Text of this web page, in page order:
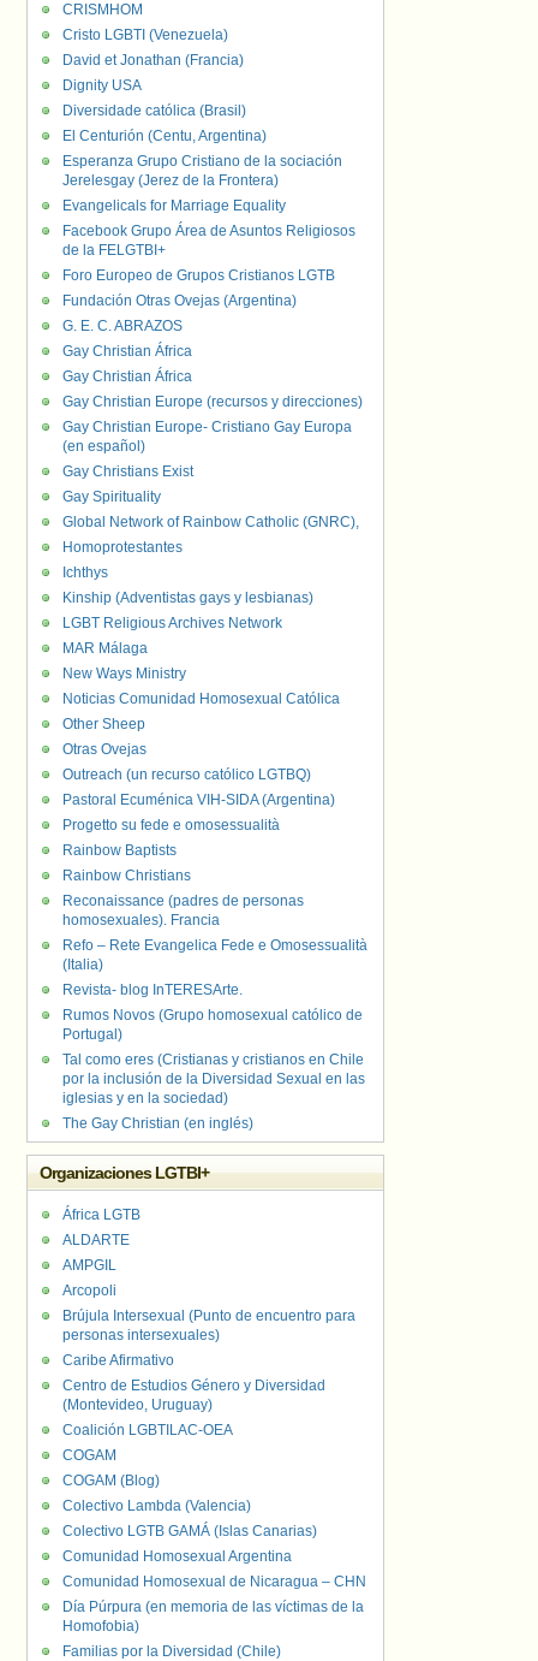
CRISMHOM
Cristo LGBTI (Venezuela)
David et Jonathan (Francia)
Dignity USA
Diversidade católica (Brasil)
El Centurión (Centu, Argentina)
Esperanza Grupo Cristiano de la sociación
Jerelesgay (Jerez de la Frontera)
Evangelicals for Marriage Equality
Facebook Grupo Área de Asuntos Religiosos
de la FELGTBI+
Foro Europeo de Grupos Cristianos LGTB
Fundación Otras Ovejas (Argentina)
G. E. C. ABRAZOS
Gay Christian África
Gay Christian África
Gay Christian Europe (recursos y direcciones)
Gay Christian Europe- Cristiano Gay Europa
(en español)
Gay Christians Exist
Gay Spirituality
Global Network of Rainbow Catholic (GNRC),
Homoprotestantes
Ichthys
Kinship (Adventistas gays y lesbianas)
LGBT Religious Archives Network
MAR Málaga
New Ways Ministry
Noticias Comunidad Homosexual Católica
Other Sheep
Otras Ovejas
Outreach (un recurso católico LGTBQ)
Pastoral Ecuménica VIH-SIDA (Argentina)
Progetto su fede e omosessualità
Rainbow Baptists
Rainbow Christians
Reconaissance (padres de personas
homosexuales). Francia
Refo – Rete Evangelica Fede e Omosessualità
(Italia)
Revista- blog InTERESArte.
Rumos Novos (Grupo homosexual católico de
Portugal)
Tal como eres (Cristianas y cristianos en Chile
por la inclusión de la Diversidad Sexual en las
iglesias y en la sociedad)
The Gay Christian (en inglés)
Organizaciones LGTBI+
África LGTB
ALDARTE
AMPGIL
Arcopoli
Brújula Intersexual (Punto de encuentro para
personas intersexuales)
Caribe Afirmativo
Centro de Estudios Género y Diversidad
(Montevideo, Uruguay)
Coalición LGBTILAC-OEA
COGAM
COGAM (Blog)
Colectivo Lambda (Valencia)
Colectivo LGTB GAMÁ (Islas Canarias)
Comunidad Homosexual Argentina
Comunidad Homosexual de Nicaragua – CHN
Día Púrpura (en memoria de las víctimas de la
Homofobia)
Familias por la Diversidad (Chile)